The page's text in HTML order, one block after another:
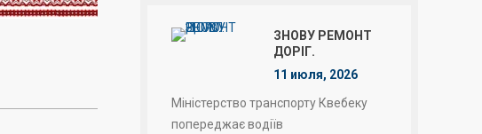
ЗНОВУ РЕМОНТ
ДОРІГ.
11 июля, 2026
Міністерство транспорту Квебеку
попереджає водіїв